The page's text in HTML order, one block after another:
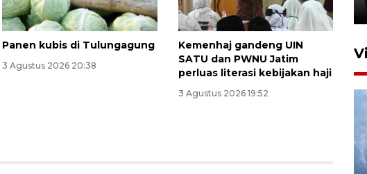
Panen kubis di Tulungagung
3 Agustus 2026 20:38
Kemenhaj gandeng UIN
SATU dan PWNU Jatim
perluas literasi kebijakan haji
3 Agustus 2026 19:52
23 jam lalu